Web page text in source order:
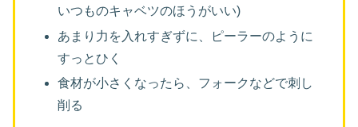
いつものキャベツのほうがいい)
あまり力を入れすぎずに、ピーラーのように
すっとひく
食材が小さくなったら、フォークなどで刺し
削る